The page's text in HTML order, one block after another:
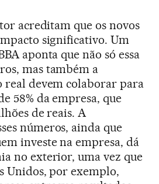
acreditam que os novos
significativo. Um
aponta que não só essa
mas também a
real devem colaborar para
58% da empresa, que
de reais. A
números, ainda que
investe na empresa, dá
no exterior, uma vez que
Unidos, por exemplo,